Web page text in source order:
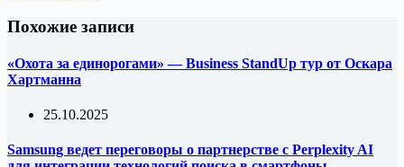
Похожие записи
«Охота за единорогами» — Business StandUp тур от Оскара
Хартманна
25.10.2025
Samsung ведет переговоры о партнерстве с Perplexity AI